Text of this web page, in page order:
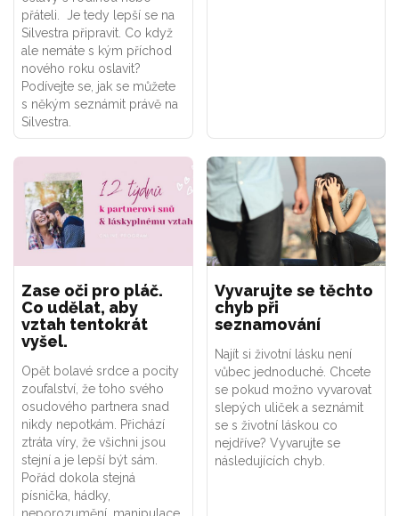
přáteli. Je tedy lepší se na
Silvestra připravit. Co když
ale nemáte s kým příchod
nového roku oslavit?
Podívejte se, jak se můžete
s někým seznámit právě na
Silvestra.
Zase oči pro pláč.
Co udělat, aby
vztah tentokrát
vyšel.
Opět bolavé srdce a pocity
zoufalství, že toho svého
osudového partnera snad
nikdy nepotkám. Přichází
ztráta víry, že všichni jsou
stejní a je lepší být sám.
Pořád dokola stejná
písnička, hádky,
Vyvarujte se těchto
chyb při
seznamování
Najít si životní lásku není
vůbec jednoduché. Chcete
se pokud možno vyvarovat
slepých uliček a seznámit
se s životní láskou co
nejdříve? Vyvarujte se
následujících chyb.